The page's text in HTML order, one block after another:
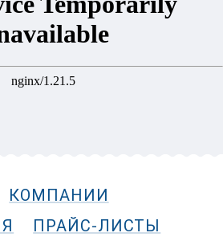
КОМПАНИИ
ПРАЙС-ЛИСТЫ